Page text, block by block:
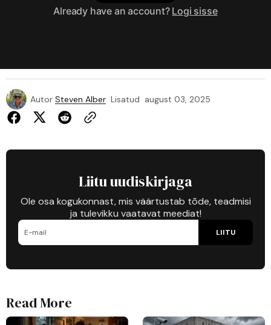
Already have an account? Logi sisse
Autor Steven Alber Lisatud august 03, 2025
Liitu uudiskirjaga
Ole osa kogukonnast, mis väärtustab tõde, teadmisi
ja tulevikku vaatavat meediat!
LIITU
Read More